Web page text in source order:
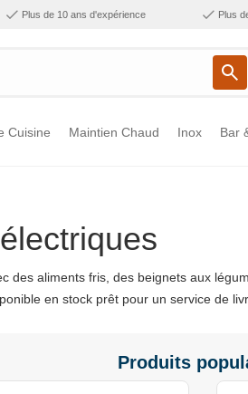
Plus de 10 ans d'expérience Plus
Cuisine Maintien Chaud Inox Bar
des aliments fris, des beignets aux
en stock prêt pour un service de
Produits